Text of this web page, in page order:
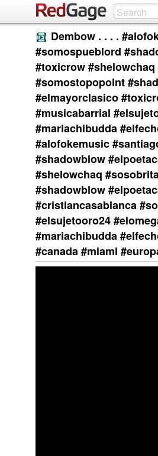
Dembow . . . .
#somospueblord
#toxicrow
#somostopopoint
#elmayorclasico
#musicabarrial
#mariachibudda
#alofokemusic
#shadowblow
#shelowchaq
#shadowblow
#cristiancasablanca
#elsujetooro24
#mariachibudda
#canada #miami